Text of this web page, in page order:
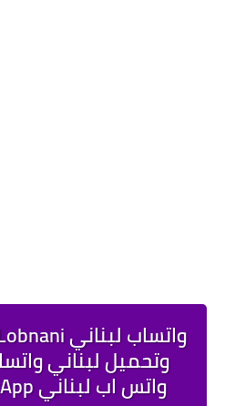
وتحميل لبناني
واتس اب لبناني LobnaniWhatsApp